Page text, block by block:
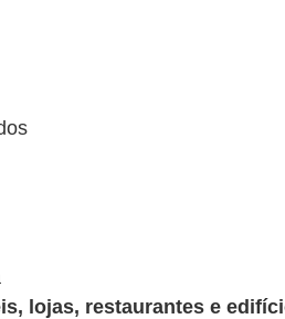
lojas, restaurantes e